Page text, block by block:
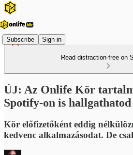
Subscribe Sign in
Read distraction-free on
ÚJ: Az Onlife Kör
Spotify-on is hallgathatod
Kör előfizetőként eddig
kedvenc alkalmazásodat. De